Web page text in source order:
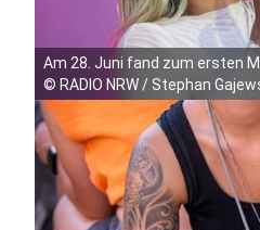
Am 28. Juni fand zum ersten
© RADIO NRW / Stephan